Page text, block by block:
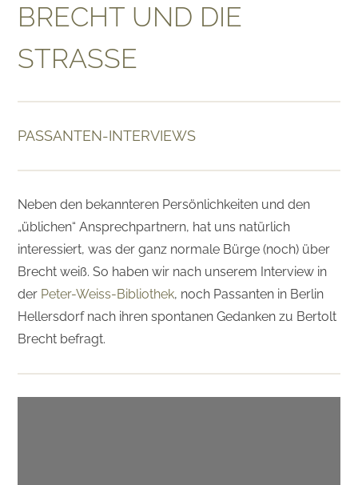
BRECHT UND DIE
STRASSE
PASSANTEN-INTERVIEWS
Neben den bekannteren Persönlichkeiten und den
„üblichen“ Ansprechpartnern, hat uns natürlich
interessiert, was der ganz normale Bürge (noch) über
Brecht weiß. So haben wir nach unserem Interview in
der Peter-Weiss-Bibliothek, noch Passanten in Berlin
Hellersdorf nach ihren spontanen Gedanken zu Bertolt
Brecht befragt.